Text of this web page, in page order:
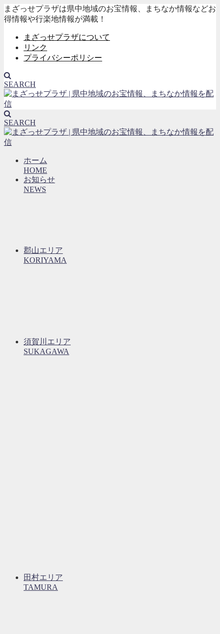
まざっせプラザは県中地域のお宝情報、まちなか情報などお
得情報や行楽地情報が満載！
まざっせプラザについて
リンク
プライバシーポリシー
SEARCH
SEARCH
ホーム
HOME
お知らせ
NEWS
郡山エリア
KORIYAMA
須賀川エリア
SUKAGAWA
田村エリア
TAMURA